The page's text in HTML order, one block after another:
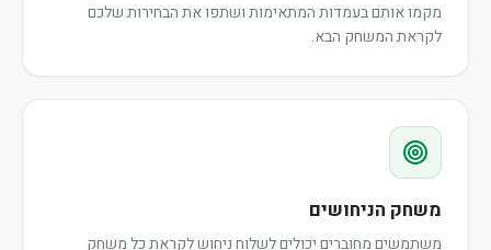
מקמו אותם בעמדות המתאימות ושתפו את הבחירות שלכם
לקראת המשחק הבא.
משחק הניחושים
משתמשים מחוברים יכולים לשלוח ניחוש לקראת כל משחק